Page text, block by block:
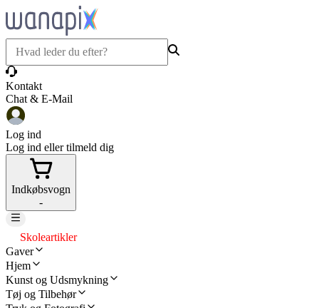
Kontakt
Chat & E-Mail
Log ind
Log ind eller tilmeld dig
Indkøbsvogn
-
Skoleartikler
Gaver
Hjem
Kunst og Udsmykning
Tøj og Tilbehør